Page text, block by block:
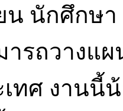
น นักศึกษ
ารถวางแ
เทศ งานนี้